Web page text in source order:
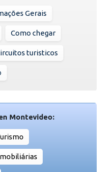
Gerais
Como chegar
turisticos
Montevideo: